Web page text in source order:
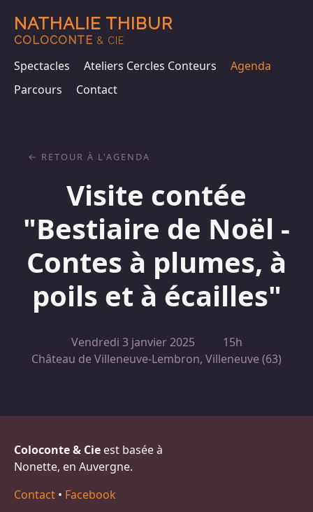
NATHALIE THIBUR
COLOCONTE & CIE
Spectacles Ateliers Cercles Conteurs
Agenda
Parcours
Contact
Visite contée
"Bestiaire de Noël -
Contes à plumes, à
poils et à écailles"
Vendredi 3 janvier 2025
15h
Château de Villeneuve-Lembron, Villeneuve (63)
RETOUR À L'AGENDA
Coloconte & Cie est basée à
Nonette, en Auvergne.
Contact • Facebook